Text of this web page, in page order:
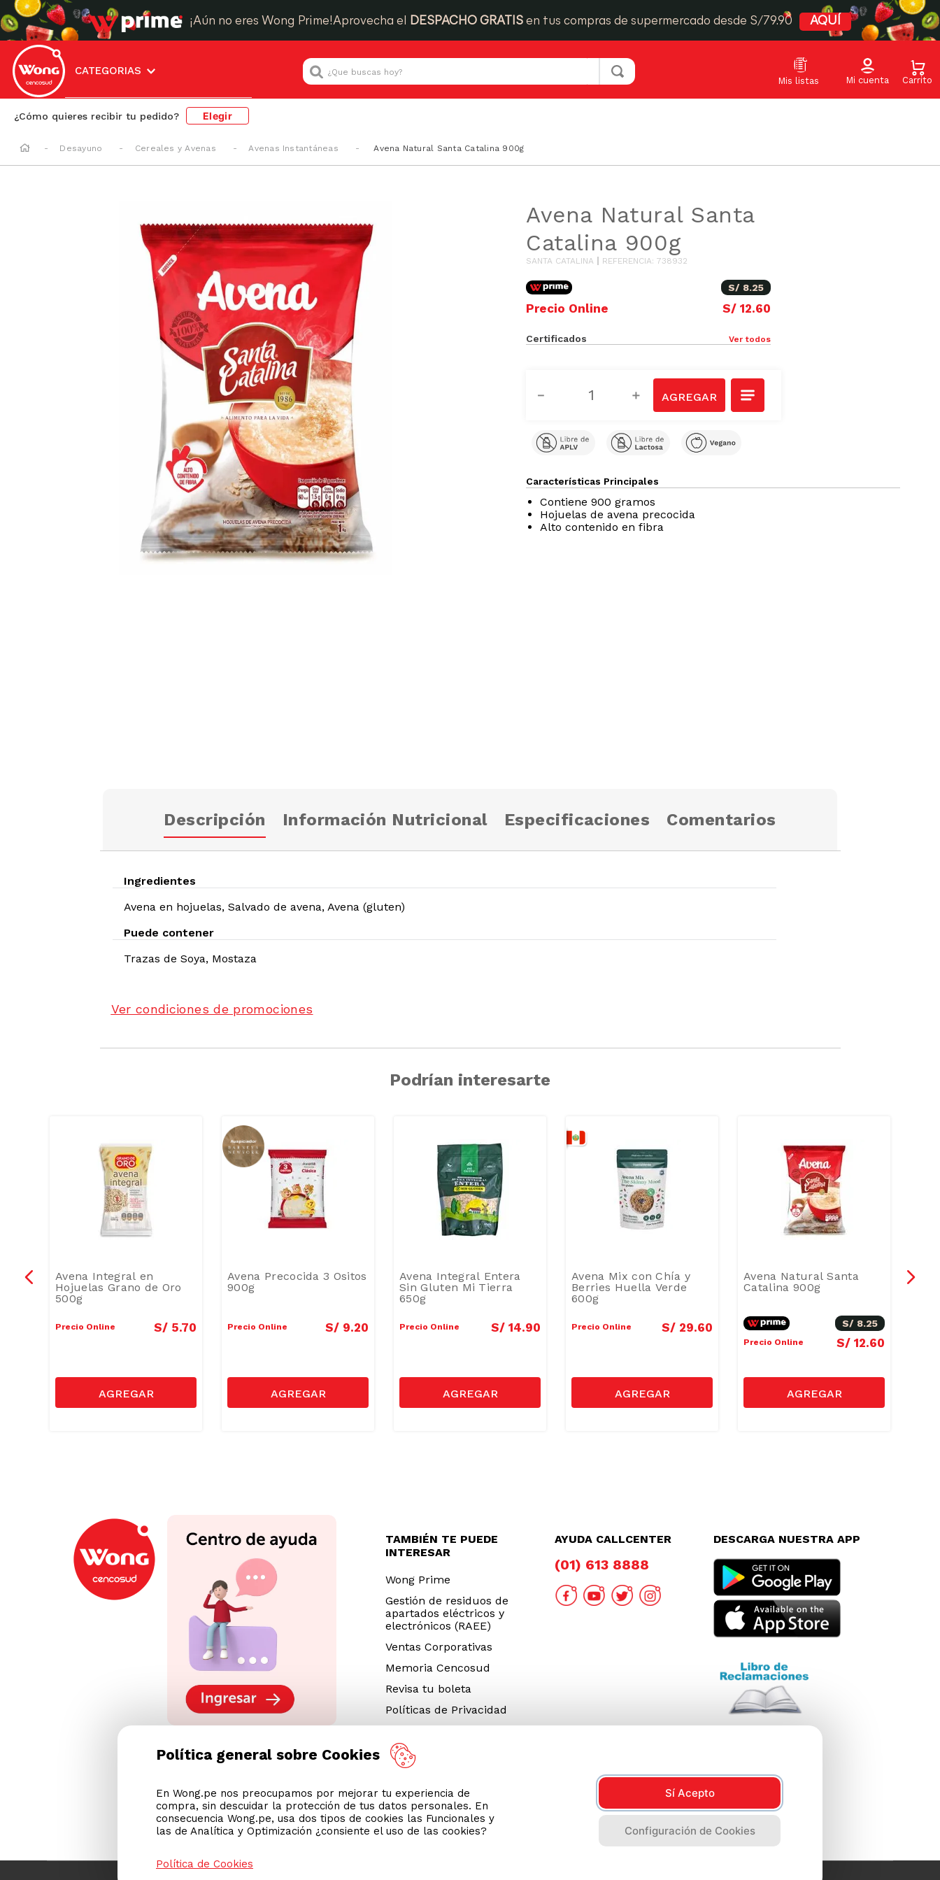
¡Aún no eres Wong Prime!Aprovecha el DESPACHO GRATIS en tus compras de supermercado desde S/79.90 AQUÍ
CATEGORIAS
¿Que buscas hoy?
¿Cómo quieres recibir tu pedido? Elegir
Desayuno Cereales y Avenas Avenas Instantáneas Avena Natural Santa Catalina 900g
Avena Natural Santa
Catalina 900g
SANTA CATALINA REFERENCIA: 738932
S/ 8.25
S/ 12.60
Certificados Ver todos
＋
－
Características Principales
Contiene 900 gramos
Hojuelas de avena precocida
Alto contenido en fibra
Descripción Información Nutricional Especificaciones Comentarios
Ingredientes
Avena en hojuelas, Salvado de avena, Avena (gluten)
Puede contener
Trazas de Soya, Mostaza
Ver condiciones de promociones
Podrían interesarte
Avena Integral en
Hojuelas Grano de Oro
500g
Precio Online S/ 5.70
Avena Precocida 3 Ositos
900g
Precio Online S/ 9.20
Avena Integral Entera
Sin Gluten Mi Tierra
650g
Precio Online S/ 14.90
Avena Mix con Chía y
Berries Huella Verde
600g
Precio Online S/ 29.60
Avena Natural Santa
Catalina 900g
S/ 8.25
Precio Online S/ 12.60
TAMBIÉN TE PUEDE
INTERESAR
Wong Prime
Gestión de residuos de
apartados eléctricos y
electrónicos (RAEE)
Ventas Corporativas
Memoria Cencosud
Revisa tu boleta
Políticas de Privacidad
Legales
Código de Ética
Cyber Wong 2026
Decargar App
AYUDA CALLCENTER
(01) 613 8888
DESCARGA NUESTRA APP
Política general sobre Cookies
En Wong.pe nos preocupamos por mejorar tu experiencia de
compra, sin descuidar la protección de tus datos personales. En
consecuencia Wong.pe, usa dos tipos de cookies las Funcionales y
las de Analítica y Optimización ¿consiente el uso de las cookies?
Sí Acepto
Configuración de Cookies
Política de Cookies